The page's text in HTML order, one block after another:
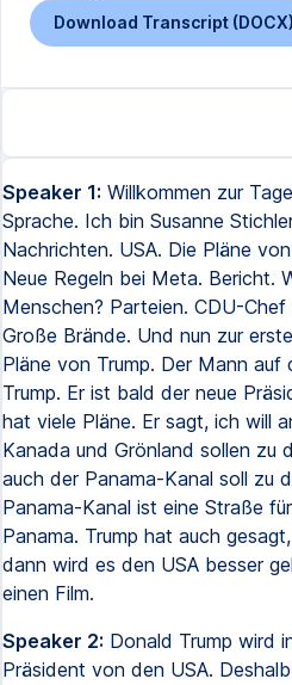
Download Transcript (DOCX)
Speaker 1: Willkommen zur
Sprache. Ich bin Susanne
Nachrichten. USA. Die Pläne
Neue Regeln bei Meta. Bericht.
Menschen? Parteien. CDU-
Große Brände. Und nun zur
Pläne von Trump. Der Mann
Trump. Er ist bald der neue
hat viele Pläne. Er sagt, ich will
Kanada und Grönland sollen zu
auch der Panama-Kanal soll zu
Panama-Kanal ist eine Straße
Panama. Trump hat auch
dann wird es den USA besser
einen Film.
Speaker 2: Donald Trump wird
Präsident von den USA.